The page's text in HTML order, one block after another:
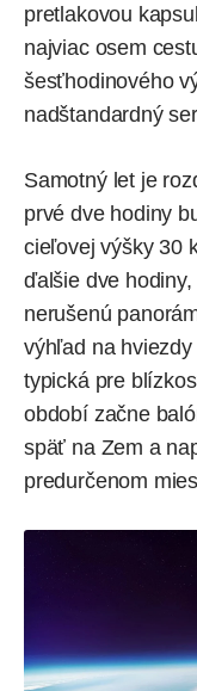
pretlakovou
najviac osem
šesťhodinového
nadštandardný
Samotný let je
prvé dve hodiny
cieľovej výšky 30
ďalšie dve
nerušenú
výhľad na
typická pre
období začne
späť na Zem a
predurčenom